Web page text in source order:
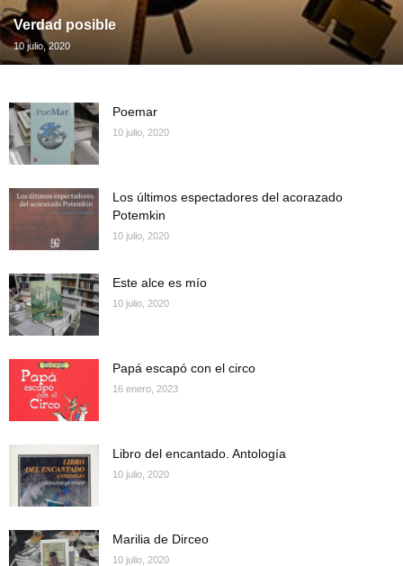
Verdad posible
10 julio, 2020
Poemar
10 julio, 2020
Los últimos espectadores del acorazado
Potemkin
10 julio, 2020
Este alce es mío
10 julio, 2020
Papá escapó con el circo
16 enero, 2023
Libro del encantado. Antología
10 julio, 2020
Marilia de Dirceo
10 julio, 2020